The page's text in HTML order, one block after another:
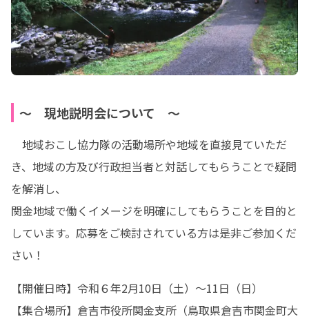
〜 現地説明会について 〜
地域おこし協力隊の活動場所や地域を直接見ていただ
き、地域の方及び行政担当者と対話してもらうことで疑問
を解消し、
関金地域で働くイメージを明確にしてもらうことを目的と
しています。応募をご検討されている方は是非ご参加くだ
さい！
【開催日時】令和６年2月10日（土）〜11日（日）
【集合場所】倉吉市役所関金支所（鳥取県倉吉市関金町大